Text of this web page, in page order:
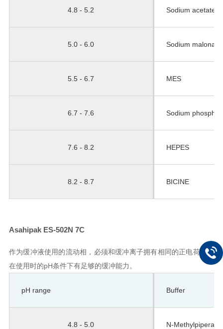
4.8 - 5.2 Sodium acetate
5.0 - 6.0 Sodium malonate
5.5 - 6.7 MES
6.7 - 7.6 Sodium
7.6 - 8.2 HEPES
8.2 - 8.7 BICINE
Asahipak ES-502N 7C
作为缓冲液使用的流动相，必须和缓冲离子拥有相同的正电荷，且
在使用时的pH条件下有足够的缓冲能力。
pH range Buffer
4.8 - 5.0 N-